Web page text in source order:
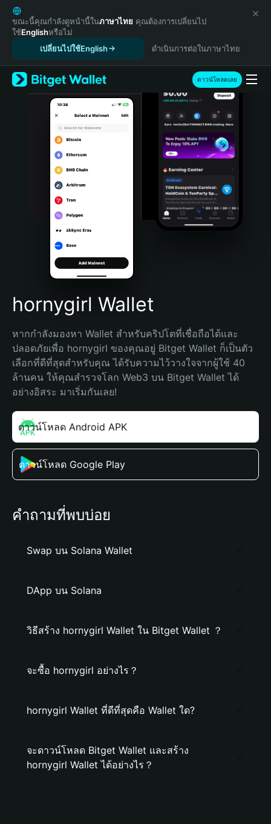
English
日本語
Tiếng Việt
Español (Latinoamérica)
Türkçe
Italiano
Português (Portugal)
Bahasa Indonesia
Português (Brasil)
Español (Argentina)
ขณะนี้คุณกำลังดูหน้านี้ในภาษาไทย คุณต้องการเปลี่ยนไป
ใช้Englishหรือไม่
เปลี่ยนไปใช้English
ดำเนินการต่อในภาษาไทย
ดาวน์โหลดเลย
hornygirl Wallet
หากกำลังมองหา Wallet สำหรับคริปโตที่เชื่อถือได้และ
ปลอดภัยเพื่อ hornygirl ของคุณอยู่ Bitget Wallet ก็เป็นตัว
เลือกที่ดีที่สุดสำหรับคุณ ได้รับความไว้วางใจจากผู้ใช้ 40
ล้านคน ให้คุณสำรวจโลก Web3 บน Bitget Wallet ได้
อย่างอิสระ มาเริ่มกันเลย!
ดาวน์โหลด Android APK
ดาวน์โหลด Google Play
คำถามที่พบบ่อย
Swap บน Solana Wallet
DApp บน Solana
วิธีสร้าง hornygirl Wallet ใน Bitget Wallet ？
จะซื้อ hornygirl อย่างไร？
hornygirl Wallet ที่ดีที่สุดคือ Wallet ใด?
จะดาวน์โหลด Bitget Wallet และสร้าง
hornygirl Wallet ได้อย่างไร？